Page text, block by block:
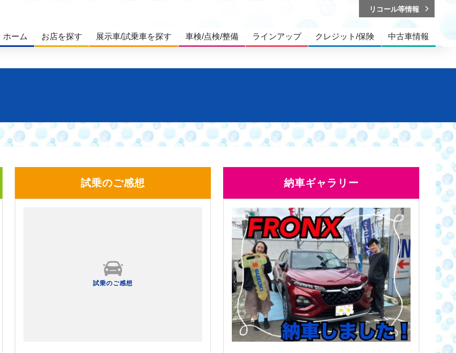
ホーム お店を探す 展示車/試乗車を探す 車検/点検/整備 ラインアップ クレジット/保険 中古車情報
リコール等情報
試乗のご感想
試乗のご感想
納車ギャラリー